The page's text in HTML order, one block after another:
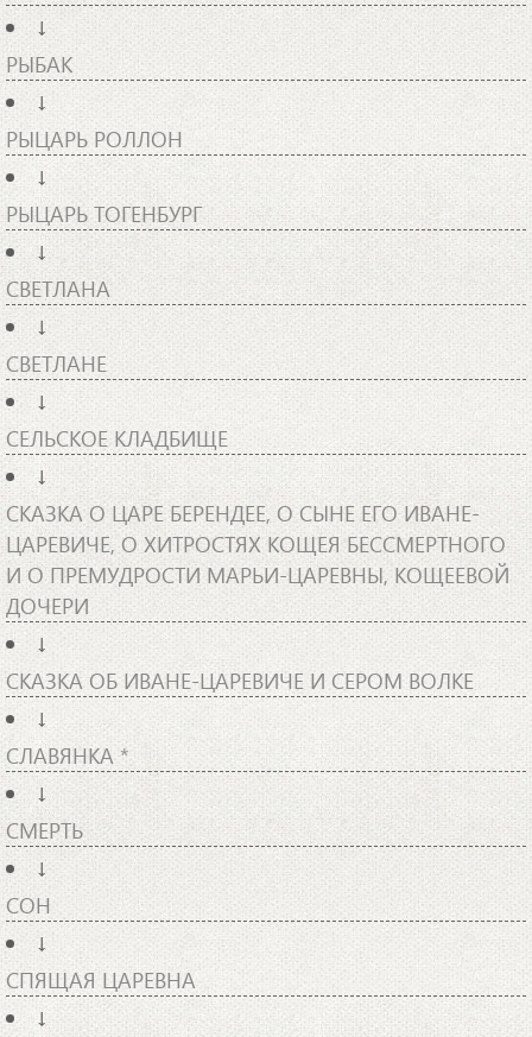
↓
РЫБАК
↓
РЫЦАРЬ РОЛЛОН
↓
РЫЦАРЬ ТОГЕНБУРГ
↓
СВЕТЛАНА
↓
СВЕТЛАНЕ
↓
СЕЛЬСКОЕ КЛАДБИЩЕ
↓
СКАЗКА О ЦАРЕ БЕРЕНДЕЕ, О СЫНЕ ЕГО ИВАНЕ-
ЦАРЕВИЧЕ, О ХИТРОСТЯХ КОЩЕЯ БЕССМЕРТНОГО
И О ПРЕМУДРОСТИ МАРЬИ-ЦАРЕВНЫ, КОЩЕЕВОЙ
ДОЧЕРИ
↓
СКАЗКА ОБ ИВАНЕ-ЦАРЕВИЧЕ И СЕРОМ ВОЛКЕ
↓
СЛАВЯНКА *
↓
СМЕРТЬ
↓
СОН
↓
СПЯЩАЯ ЦАРЕВНА
↓